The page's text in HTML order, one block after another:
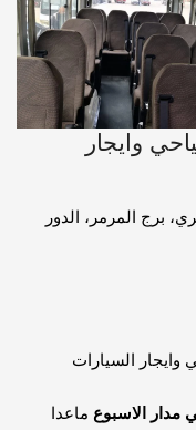
وايجار
برج المرمر، الدور
وايجار السيارات
مدار الاسبوع ماعدا